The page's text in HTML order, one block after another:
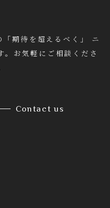
期待を超えるべく」 ニ
。お気軽にご相談くださ
Contact us